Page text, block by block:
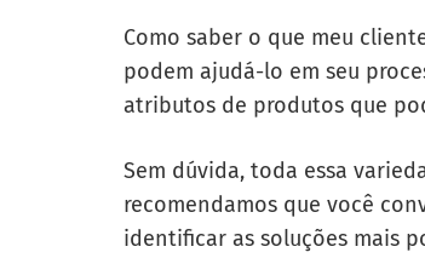
Como saber o que meu
podem ajudá-lo em seu
atributos de produtos que
Sem dúvida, toda essa
recomendamos que você
identificar as soluções mais